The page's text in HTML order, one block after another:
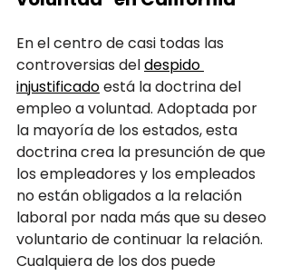
En el centro de casi todas las
controversias del despido
injustificado está la doctrina del
empleo a voluntad. Adoptada por
la mayoría de los estados, esta
doctrina crea la presunción de que
los empleadores y los empleados
no están obligados a la relación
laboral por nada más que su deseo
voluntario de continuar la relación.
Cualquiera de los dos puede